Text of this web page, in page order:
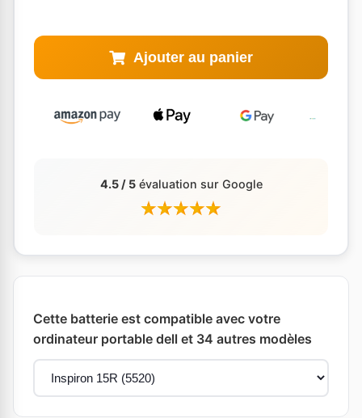
Ajouter au panier
4.5 / 5évaluation sur Google
Cette batterie est compatible avec votre
ordinateur portable dell et 34 autres modèles